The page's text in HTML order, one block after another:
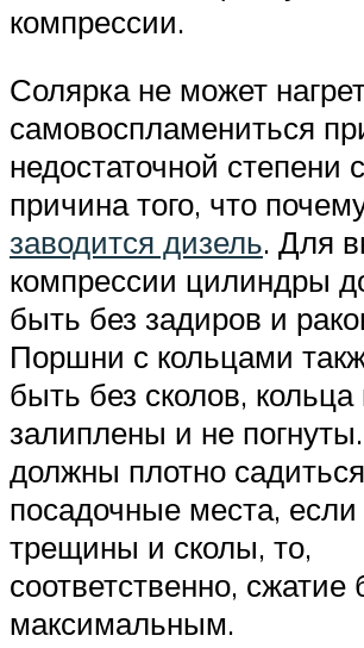
компрессии.
Солярка не может
самовоспламениться
недостаточной степени
причина того, что
заводится дизель. Для
компрессии цилиндры
быть без задиров и
Поршни с кольцами
быть без сколов, кольца
залиплены и не
должны плотно
посадочные места, если
трещины и сколы, то,
соответственно, сжатие
максимальным.